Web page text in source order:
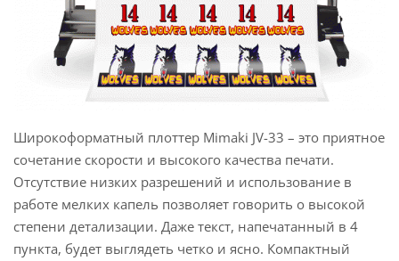
Широкоформатный плоттер Mimaki JV-33 – это приятное
сочетание скорости и высокого качества печати.
Отсутствие низких разрешений и использование в
работе мелких капель позволяет говорить о высокой
степени детализации. Даже текст, напечатанный в 4
пункта, будет выглядеть четко и ясно. Компактный